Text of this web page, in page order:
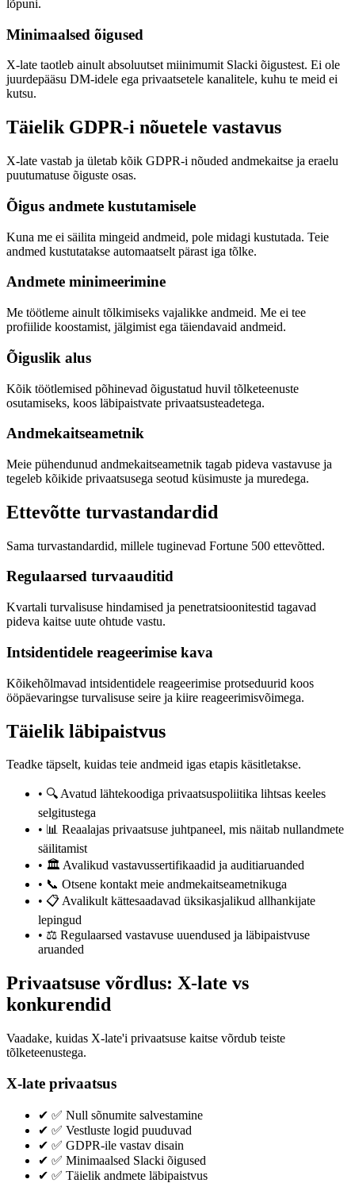
lõpuni.
Minimaalsed õigused
X-late taotleb ainult absoluutset miinimumit Slacki õigustest. Ei ole
juurdepääsu DM-idele ega privaatsetele kanalitele, kuhu te meid ei
kutsu.
Täielik GDPR-i nõuetele vastavus
X-late vastab ja ületab kõik GDPR-i nõuded andmekaitse ja eraelu
puutumatuse õiguste osas.
Õigus andmete kustutamisele
Kuna me ei säilita mingeid andmeid, pole midagi kustutada. Teie
andmed kustutatakse automaatselt pärast iga tõlke.
Andmete minimeerimine
Me töötleme ainult tõlkimiseks vajalikke andmeid. Me ei tee
profiilide koostamist, jälgimist ega täiendavaid andmeid.
Õiguslik alus
Kõik töötlemised põhinevad õigustatud huvil tõlketeenuste
osutamiseks, koos läbipaistvate privaatsusteadetega.
Andmekaitseametnik
Meie pühendunud andmekaitseametnik tagab pideva vastavuse ja
tegeleb kõikide privaatsusega seotud küsimuste ja muredega.
Ettevõtte turvastandardid
Sama turvastandardid, millele tuginevad Fortune 500 ettevõtted.
Regulaarsed turvaauditid
Kvartali turvalisuse hindamised ja penetratsioonitestid tagavad
pideva kaitse uute ohtude vastu.
Intsidentidele reageerimise kava
Kõikehõlmavad intsidentidele reageerimise protseduurid koos
ööpäevaringse turvalisuse seire ja kiire reageerimisvõimega.
Täielik läbipaistvus
Teadke täpselt, kuidas teie andmeid igas etapis käsitletakse.
• 🔍 Avatud lähtekoodiga privaatsuspoliitika lihtsas keeles
selgitustega
• 📊 Reaalajas privaatsuse juhtpaneel, mis näitab nullandmete
säilitamist
• 🏛️ Avalikud vastavussertifikaadid ja auditiaruanded
• 📞 Otsene kontakt meie andmekaitseametnikuga
• 📋 Avalikult kättesaadavad üksikasjalikud allhankijate
lepingud
• ⚖️ Regulaarsed vastavuse uuendused ja läbipaistvuse
aruanded
Privaatsuse võrdlus: X-late vs
konkurendid
Vaadake, kuidas X-late'i privaatsuse kaitse võrdub teiste
tõlketeenustega.
X-late privaatsus
✔ ✅ Null sõnumite salvestamine
✔ ✅ Vestluste logid puuduvad
✔ ✅ GDPR-ile vastav disain
✔ ✅ Minimaalsed Slacki õigused
✔ ✅ Täielik andmete läbipaistvus